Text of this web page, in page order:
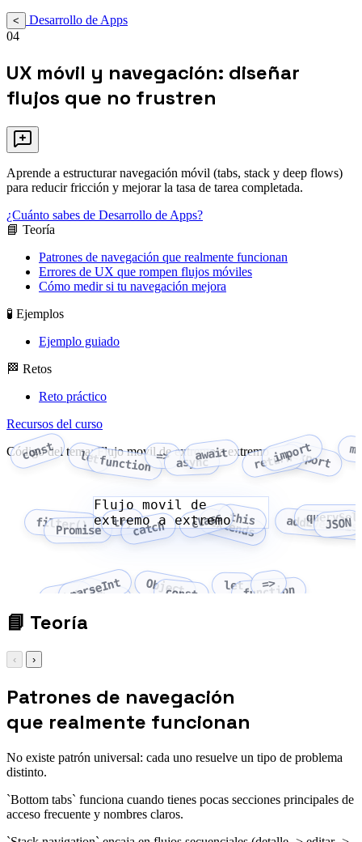
<
Desarrollo de Apps
04
UX móvil y navegación: diseñar
flujos que no frustren
Aprende a estructurar navegación móvil (tabs, stack y deep flows)
para reducir fricción y mejorar la tasa de tarea completada.
¿Cuánto sabes de Desarrollo de Apps?
📘 Teoría
Patrones de navegación que realmente funcionan
Errores de UX que rompen flujos móviles
Cómo medir si tu navegación mejora
🧪 Ejemplos
Ejemplo guiado
🏁 Retos
Reto práctico
Recursos del curso
Código del tema: Flujo movil de extremo a extremo
const letfunction => asyncawait return
importexport
filter()
Promise
trycatch classextends
this JSON
fetch
parseInt
Array Object
const letfunction
=>
Flujo movil de
extremo a extremo
📘 Teoría
‹ ›
Patrones de navegación
que realmente funcionan
No existe patrón universal: cada uno resuelve un tipo de problema
distinto.
`Bottom tabs` funciona cuando tienes pocas secciones principales de
acceso frecuente y nombres claros.